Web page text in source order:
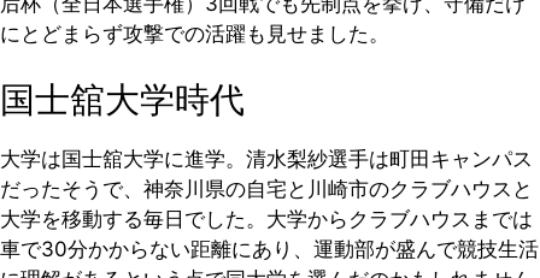
にとどまらず攻撃での活躍も見せました。
国士舘大学時代
大学は国士舘大学に進学。清水梨紗選手は町田キャンパス
だったそうで、神奈川県の自宅と川崎市のクラブハウスと
大学を移動する毎日でした。大学からクラブハウスまでは
車で30分かからない距離にあり、運動部が盛んで競技生活